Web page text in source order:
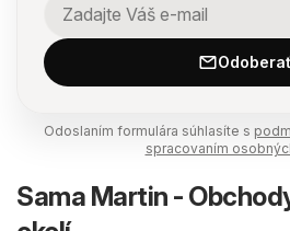
Odoslaním formulára súhlasíte s
spracovaním
Sama Martin -